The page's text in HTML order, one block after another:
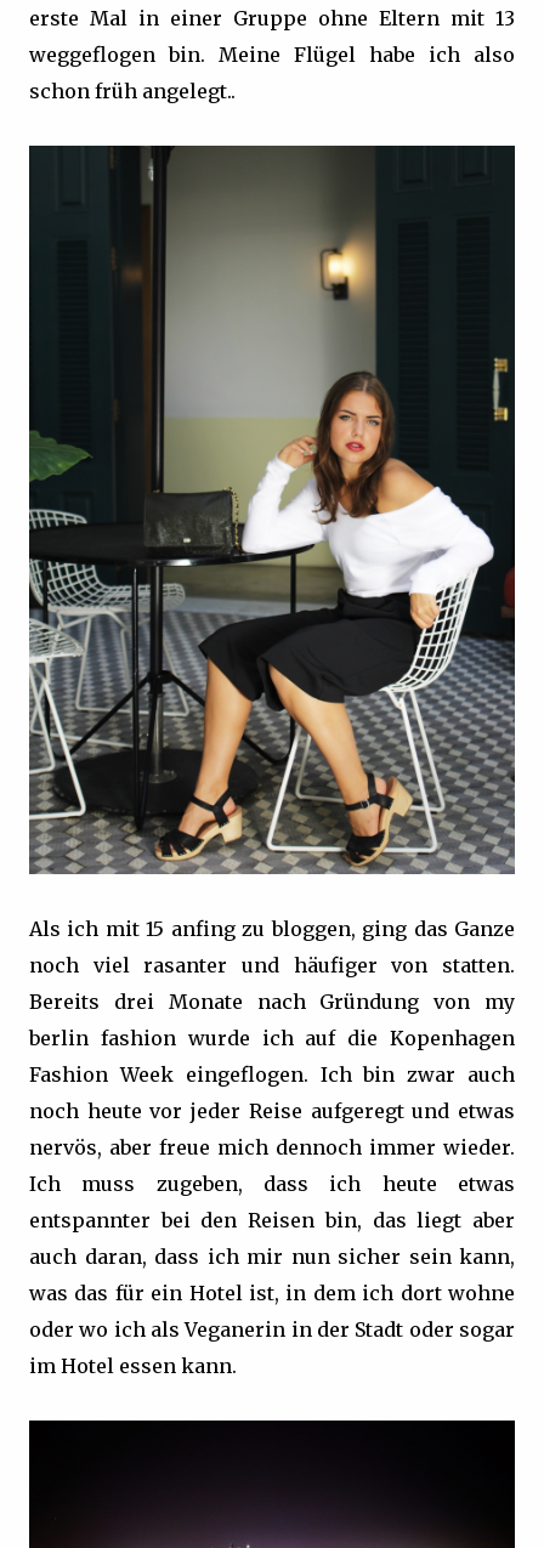
erste Mal in einer Gruppe ohne Eltern mit 13
weggeflogen bin. Meine Flügel habe ich also
schon früh angelegt..
Als ich mit 15 anfing zu bloggen, ging das Ganze
noch viel rasanter und häufiger von statten.
Bereits drei Monate nach Gründung von my
berlin fashion wurde ich auf die Kopenhagen
Fashion Week eingeflogen. Ich bin zwar auch
noch heute vor jeder Reise aufgeregt und etwas
nervös, aber freue mich dennoch immer wieder.
Ich muss zugeben, dass ich heute etwas
entspannter bei den Reisen bin, das liegt aber
auch daran, dass ich mir nun sicher sein kann,
was das für ein Hotel ist, in dem ich dort wohne
oder wo ich als Veganerin in der Stadt oder sogar
im Hotel essen kann.